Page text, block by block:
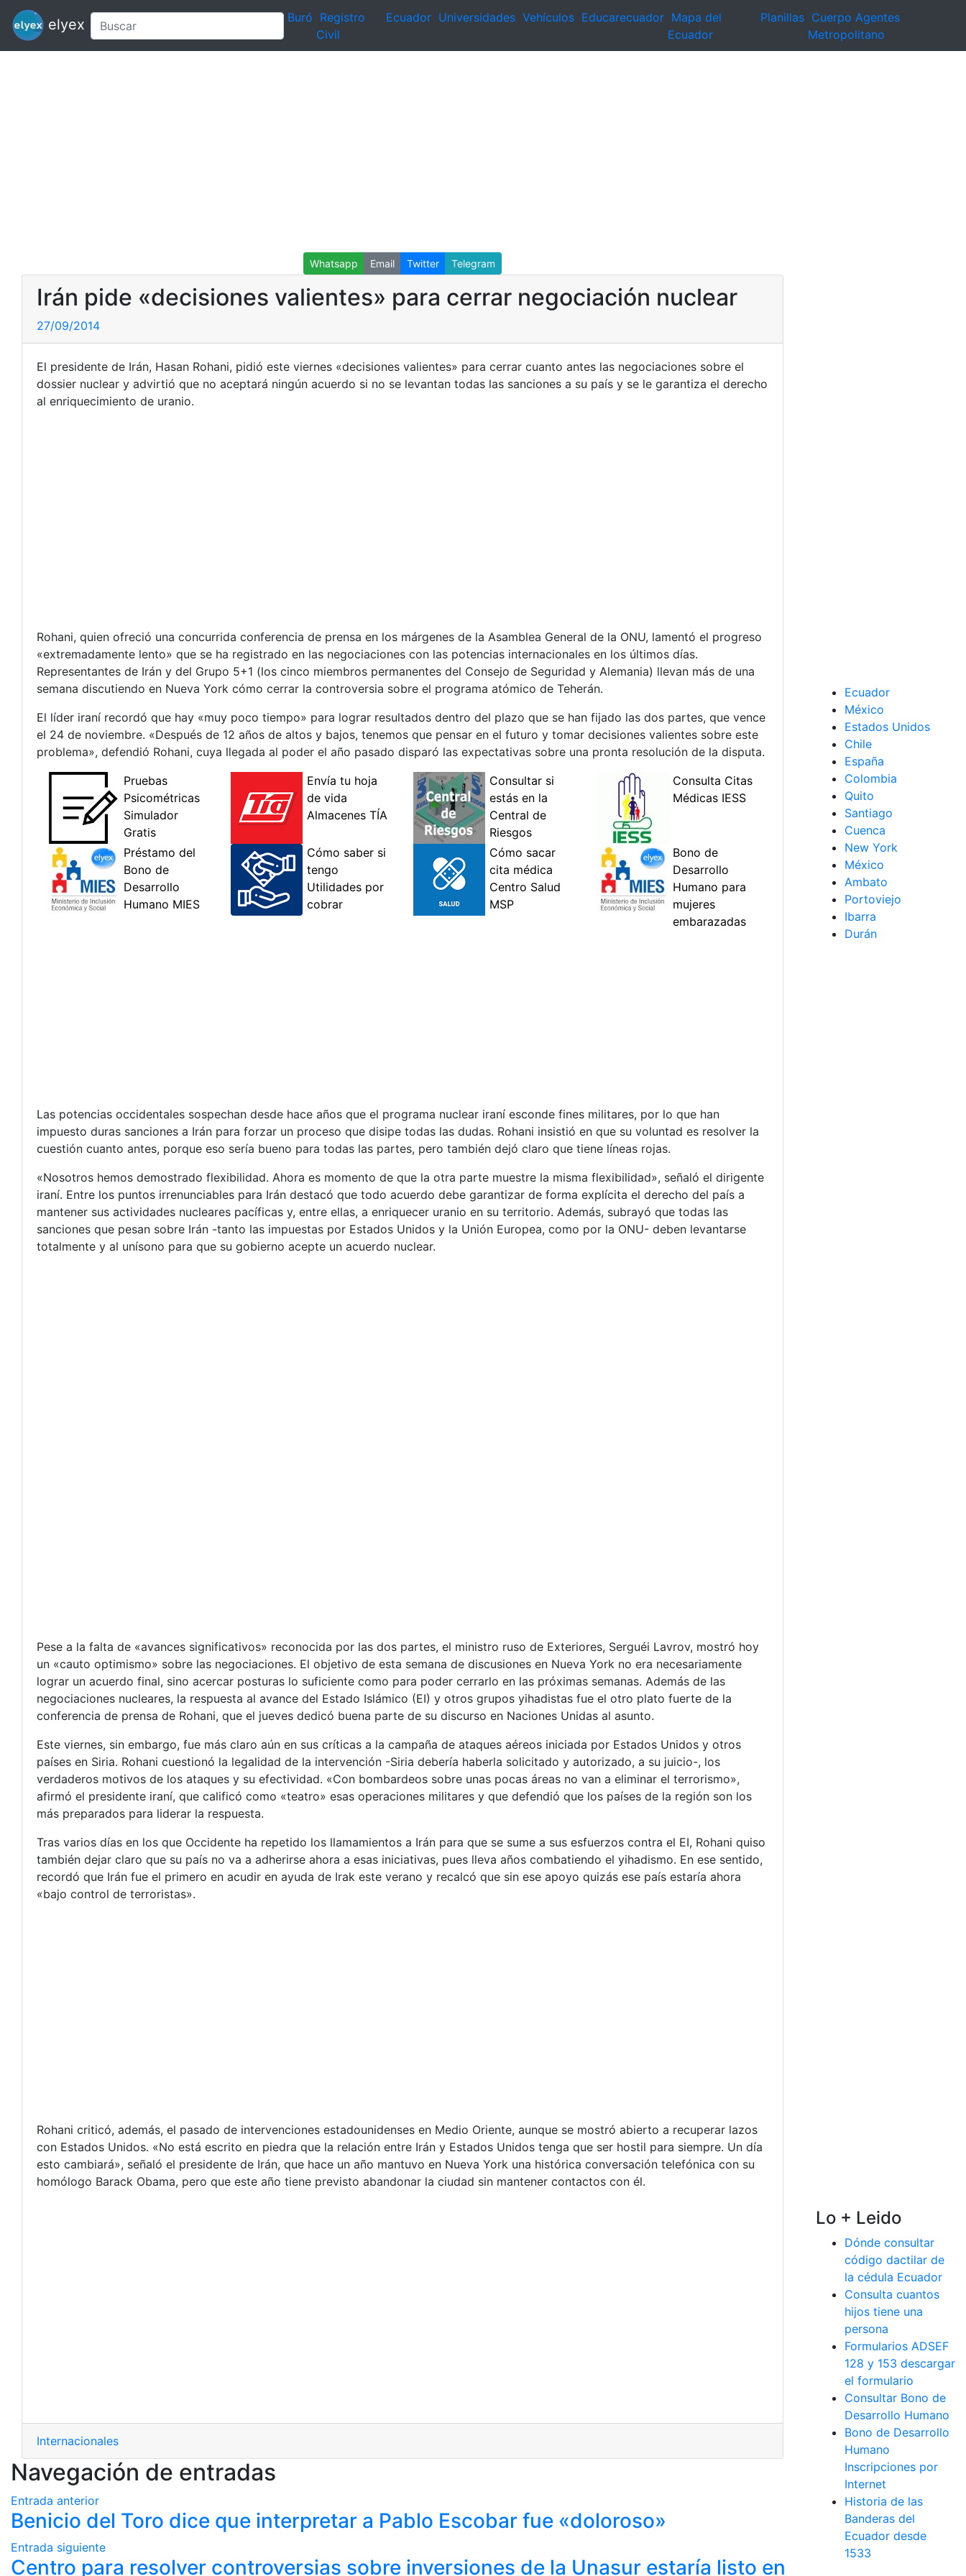
elyex Buró Registro
Civil
Ecuador Universidades Vehículos Educarecuador Mapa del
Ecuador
Planillas Cuerpo Agentes
Metropolitano
Whatsapp Email Twitter Telegram
Irán pide «decisiones valientes» para cerrar negociación nuclear
27/09/2014
El presidente de Irán, Hasan Rohani, pidió este viernes «decisiones valientes» para cerrar cuanto antes las negociaciones sobre el
dossier nuclear y advirtió que no aceptará ningún acuerdo si no se levantan todas las sanciones a su país y se le garantiza el derecho
al enriquecimiento de uranio.
Rohani, quien ofreció una concurrida conferencia de prensa en los márgenes de la Asamblea General de la ONU, lamentó el progreso
«extremadamente lento» que se ha registrado en las negociaciones con las potencias internacionales en los últimos días.
Representantes de Irán y del Grupo 5+1 (los cinco miembros permanentes del Consejo de Seguridad y Alemania) llevan más de una
semana discutiendo en Nueva York cómo cerrar la controversia sobre el programa atómico de Teherán.
El líder iraní recordó que hay «muy poco tiempo» para lograr resultados dentro del plazo que se han fijado las dos partes, que vence
el 24 de noviembre. «Después de 12 años de altos y bajos, tenemos que pensar en el futuro y tomar decisiones valientes sobre este
problema», defendió Rohani, cuya llegada al poder el año pasado disparó las expectativas sobre una pronta resolución de la disputa.
Las potencias occidentales sospechan desde hace años que el programa nuclear iraní esconde fines militares, por lo que han
impuesto duras sanciones a Irán para forzar un proceso que disipe todas las dudas. Rohani insistió en que su voluntad es resolver la
cuestión cuanto antes, porque eso sería bueno para todas las partes, pero también dejó claro que tiene líneas rojas.
«Nosotros hemos demostrado flexibilidad. Ahora es momento de que la otra parte muestre la misma flexibilidad», señaló el dirigente
iraní. Entre los puntos irrenunciables para Irán destacó que todo acuerdo debe garantizar de forma explícita el derecho del país a
mantener sus actividades nucleares pacíficas y, entre ellas, a enriquecer uranio en su territorio. Además, subrayó que todas las
sanciones que pesan sobre Irán -tanto las impuestas por Estados Unidos y la Unión Europea, como por la ONU- deben levantarse
totalmente y al unísono para que su gobierno acepte un acuerdo nuclear.
Pese a la falta de «avances significativos» reconocida por las dos partes, el ministro ruso de Exteriores, Serguéi Lavrov, mostró hoy
un «cauto optimismo» sobre las negociaciones. El objetivo de esta semana de discusiones en Nueva York no era necesariamente
lograr un acuerdo final, sino acercar posturas lo suficiente como para poder cerrarlo en las próximas semanas. Además de las
negociaciones nucleares, la respuesta al avance del Estado Islámico (EI) y otros grupos yihadistas fue el otro plato fuerte de la
conferencia de prensa de Rohani, que el jueves dedicó buena parte de su discurso en Naciones Unidas al asunto.
Este viernes, sin embargo, fue más claro aún en sus críticas a la campaña de ataques aéreos iniciada por Estados Unidos y otros
países en Siria. Rohani cuestionó la legalidad de la intervención -Siria debería haberla solicitado y autorizado, a su juicio-, los
verdaderos motivos de los ataques y su efectividad. «Con bombardeos sobre unas pocas áreas no van a eliminar el terrorismo»,
afirmó el presidente iraní, que calificó como «teatro» esas operaciones militares y que defendió que los países de la región son los
más preparados para liderar la respuesta.
Tras varios días en los que Occidente ha repetido los llamamientos a Irán para que se sume a sus esfuerzos contra el EI, Rohani quiso
también dejar claro que su país no va a adherirse ahora a esas iniciativas, pues lleva años combatiendo el yihadismo. En ese sentido,
recordó que Irán fue el primero en acudir en ayuda de Irak este verano y recalcó que sin ese apoyo quizás ese país estaría ahora
«bajo control de terroristas».
Rohani criticó, además, el pasado de intervenciones estadounidenses en Medio Oriente, aunque se mostró abierto a recuperar lazos
con Estados Unidos. «No está escrito en piedra que la relación entre Irán y Estados Unidos tenga que ser hostil para siempre. Un día
esto cambiará», señaló el presidente de Irán, que hace un año mantuvo en Nueva York una histórica conversación telefónica con su
homólogo Barack Obama, pero que este año tiene previsto abandonar la ciudad sin mantener contactos con él.
Internacionales
Navegación de entradas
Entrada anterior
Benicio del Toro dice que interpretar a Pablo Escobar fue «doloroso»
Entrada siguiente
Centro para resolver controversias sobre inversiones de la Unasur estaría listo en
Ecuador
México
Estados Unidos
Chile
España
Colombia
Quito
Santiago
Cuenca
New York
México
Ambato
Portoviejo
Ibarra
Durán
Lo + Leido
Dónde consultar
código dactilar de
la cédula Ecuador
Consulta cuantos
hijos tiene una
persona
Formularios ADSEF
128 y 153 descargar
el formulario
Consultar Bono de
Desarrollo Humano
Bono de Desarrollo
Humano
Inscripciones por
Internet
Historia de las
Banderas del
Ecuador desde
1533